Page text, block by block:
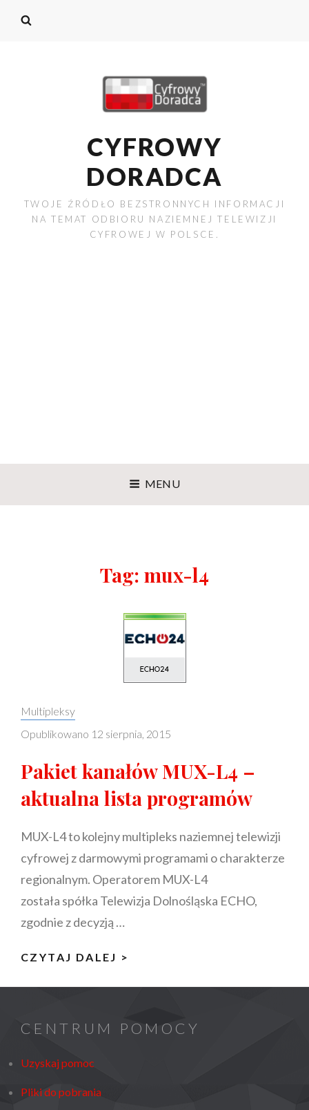
CYFROWY
DORADCA
TWOJE ŹRÓDŁO BEZSTRONNYCH INFORMACJI
NA TEMAT ODBIORU NAZIEMNEJ TELEWIZJI
CYFROWEJ W POLSCE.
MENU
Tag: mux-l4
Categories:
Multipleksy
Opublikowano 12 sierpnia, 2015
Pakiet kanałów MUX-L4 –
aktualna lista programów
MUX-L4 to kolejny multipleks naziemnej telewizji
cyfrowej z darmowymi programami o charakterze
regionalnym. Operatorem MUX-L4
została spółka Telewizja Dolnośląska ECHO,
zgodnie z decyzją …
CZYTAJ DALEJ >
–
CENTRUM POMOCY
Uzyskaj pomoc
Pliki do pobrania